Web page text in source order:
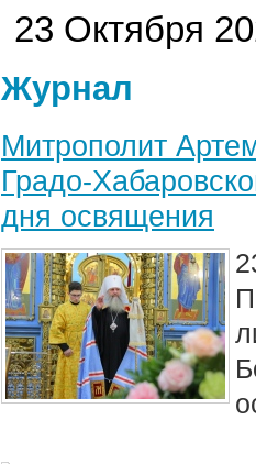
23 Октября
Журнал
Митрополит
Градо-
дня освящения